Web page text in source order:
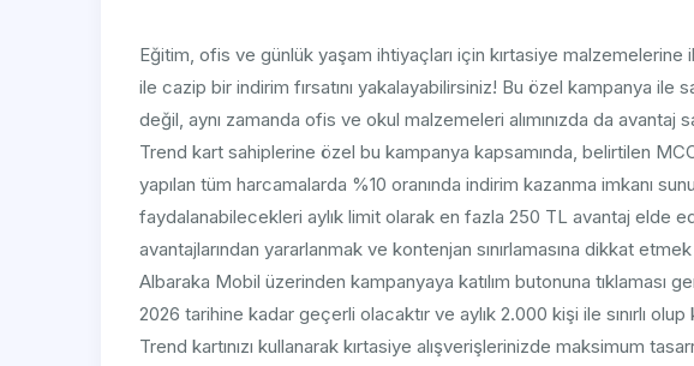
Eğitim, ofis ve günlük yaşam ihtiyaçları için kırtasiye malzemelerine
ile cazip bir indirim fırsatını yakalayabilirsiniz! Bu özel kampanya ile
değil, aynı zamanda ofis ve okul malzemeleri alımınızda da
Trend kart sahiplerine özel bu kampanya kapsamında, belirtilen
yapılan tüm harcamalarda %10 oranında indirim kazanma imkanı
faydalanabilecekleri aylık limit olarak en fazla 250 TL avantaj elde
avantajlarından yararlanmak ve kontenjan sınırlamasına dikkat
Albaraka Mobil üzerinden kampanyaya katılım butonuna tıklaması
2026 tarihine kadar geçerli olacaktır ve aylık 2.000 kişi ile sınırlı
Trend kartınızı kullanarak kırtasiye alışverişlerinizde maksimum